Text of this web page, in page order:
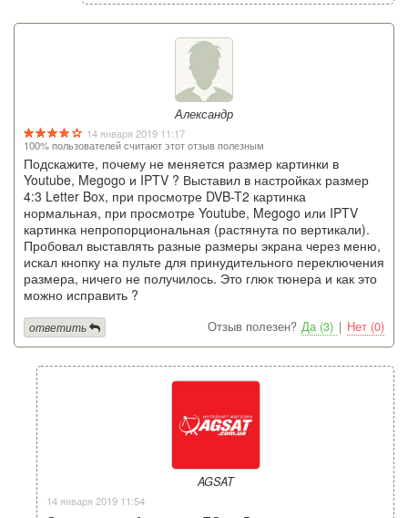
Александр
14 января 2019 11:17
100% пользователей считают этот отзыв полезным
Подскажите, почему не меняется размер картинки в
Youtube, Megogo и IPTV ? Выставил в настройках размер
4:3 Letter Box, при просмотре DVB-T2 картинка
нормальная, при просмотре Youtube, Megogo или IPTV
картинка непропорциональная (растянута по вертикали).
Пробовал выставлять разные размеры экрана через меню,
искал кнопку на пульте для принудительного переключения
размера, ничего не получилось. Это глюк тюнера и как это
можно исправить ?
Отзыв полезен? Да (3) | Нет (0)
ответить
AGSAT
14 января 2019 11:54